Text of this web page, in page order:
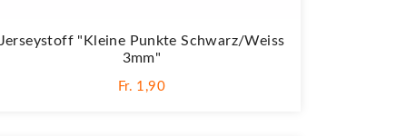
Jerseystoff "Kleine Punkte Schwarz/weiss
3mm"
Fr. 1,90